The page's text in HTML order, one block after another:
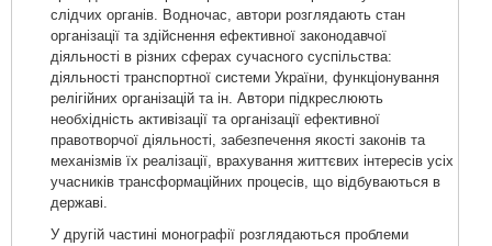
слідчих органів. Водночас, автори розглядають стан
організації та здійснення ефективної законодавчої
діяльності в різних сферах сучасного суспільства:
діяльності транспортної системи України, функціонування
релігійних організацій та ін. Автори підкреслюють
необхідність активізації та організації ефективної
правотворчої діяльності, забезпечення якості законів та
механізмів їх реалізації, врахування життєвих інтересів усіх
учасників трансформаційних процесів, що відбуваються в
державі.
У другій частині монографії розглядаються проблеми